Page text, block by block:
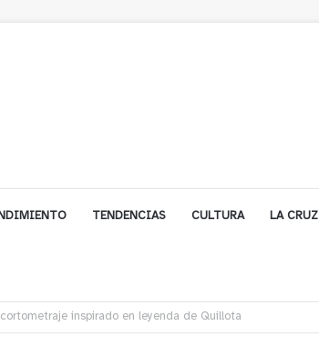
TENDENCIAS CULTURA LA CRUZ
claves para decidir en medio del alto desempleo